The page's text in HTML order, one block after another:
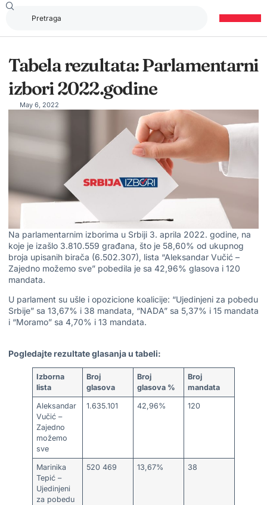
Tabela rezultata: Parlamentarni
izbori 2022.godine
May 6, 2022
Na parlamentarnim izborima u Srbiji 3. aprila 2022. godine, na
koje je izašlo 3.810.559 građana, što je 58,60% od ukupnog
broja upisanih birača (6.502.307), lista “Aleksandar Vučić –
Zajedno možemo sve” pobedila je sa 42,96% glasova i 120
mandata.
U parlament su ušle i opozicione koalicije: “Ujedinjeni za pobedu
Srbije” sa 13,67% i 38 mandata, “NADA” sa 5,37% i 15 mandata
i “Moramo” sa 4,70% i 13 mandata.
Pogledajte rezultate glasanja u tabeli:
Izborna
lista
Broj
glasova
Broj
glasova %
Broj
mandata
Aleksandar
Vučić –
Zajedno
možemo
sve
1.635.101 42,96% 120
Marinika
Tepić –
Ujedinjeni
za pobedu
520 469 13,67% 38